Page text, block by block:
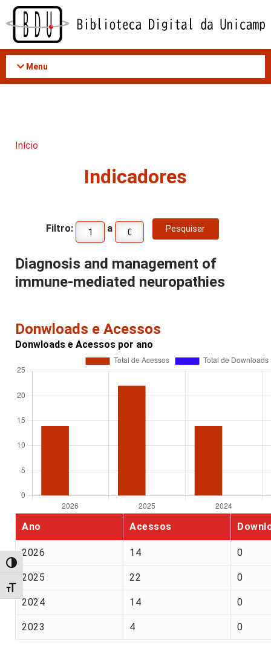
Acessar
conteúdo
Alternar alto contraste
Alternar tamanho da fonte
Menu
Início
Indicadores
Filtro: a
Diagnosis and management of
immune-mediated neuropathies
Donwloads e Acessos
Donwloads e Acessos por ano
Ano Acessos
2026 14 0
2025 22 0
2024 14 0
2023 4 0